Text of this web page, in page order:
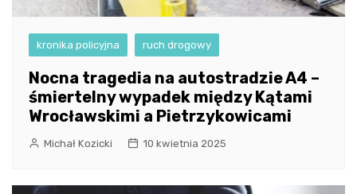
kronika policyjna ruch drogowy
Nocna tragedia na autostradzie A4 –
śmiertelny wypadek między Kątami
Wrocławskimi a Pietrzykowicami
Michał Kozicki 10 kwietnia 2025